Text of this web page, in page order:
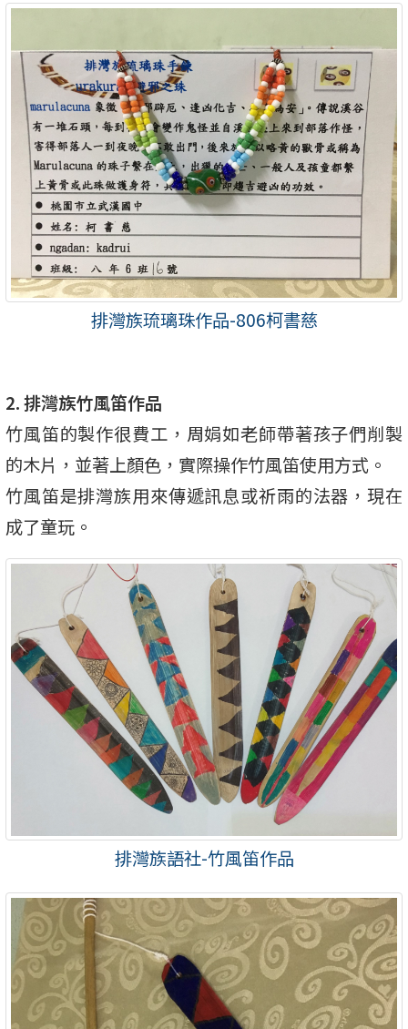
排灣族琉璃珠作品-806柯書慈
2. 排灣族竹風笛作品
竹風笛的製作很費工，周娟如老師帶著孩子們削製
的木片，並著上顏色，實際操作竹風笛使用方式。
竹風笛是排灣族用來傳遞訊息或祈雨的法器，現在
成了童玩。
排灣族語社-竹風笛作品